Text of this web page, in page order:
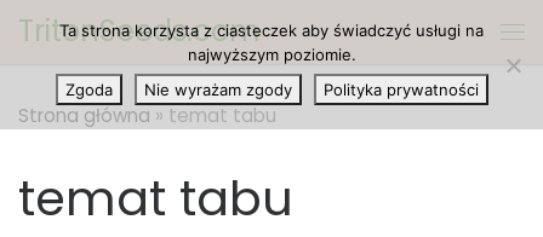
Przejdź do treści
TritonSeeds.com
Strona główna » temat tabu
temat tabu
Ta strona korzysta z ciasteczek aby świadczyć usługi na
najwyższym poziomie.
Zgoda
Nie wyrażam zgody Polityka prywatności